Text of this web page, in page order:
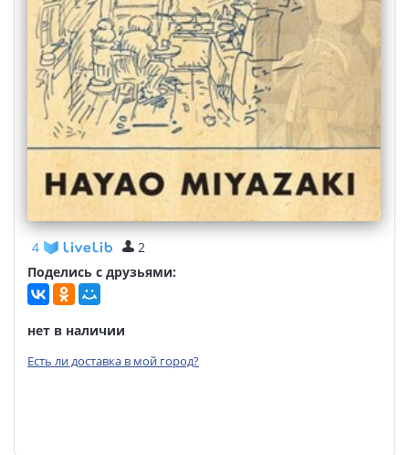
4
2
Поделись с друзьями:
нет в наличии
Есть ли доставка в мой город?